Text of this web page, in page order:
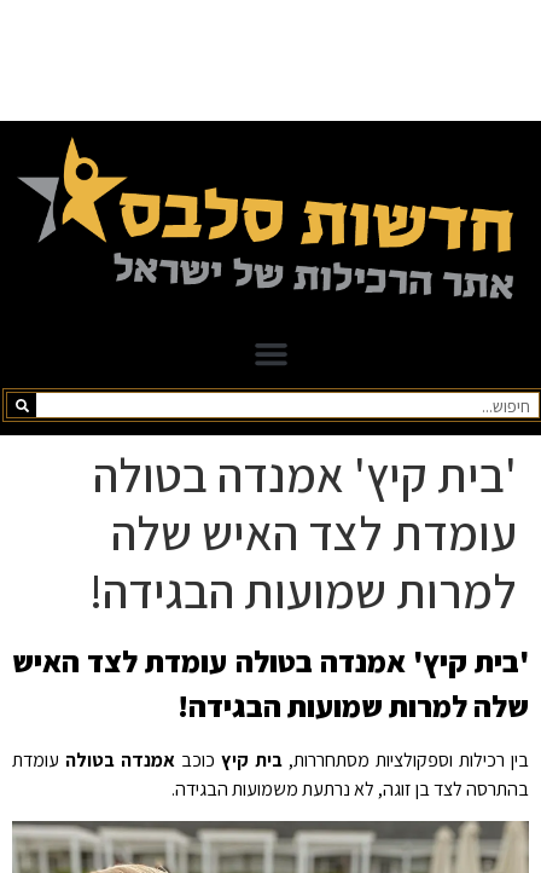
'בית קיץ' אמנדה בטולה
עומדת לצד האיש שלה
למרות שמועות הבגידה!
'בית קיץ' אמנדה בטולה עומדת לצד האיש
שלה למרות שמועות הבגידה!
בין רכילות וספקולציות מסתחררות, בית קיץ כוכב אמנדה בטולה עומדת
בהתרסה לצד בן זוגה, לא נרתעת משמועות הבגידה.